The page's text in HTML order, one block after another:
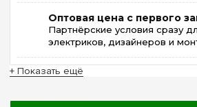
Оптовая цена с первого
Партнёрские условия сразу
электриков, дизайнеров и
+ Показать ещё